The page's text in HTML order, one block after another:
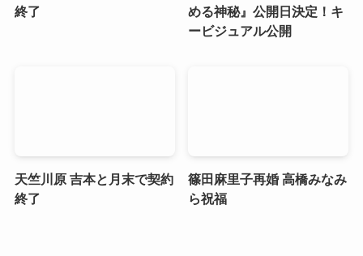
終了
める神秘』公開日決定！キ
ービジュアル公開
天竺川原 吉本と月末で契約
終了
篠田麻里子再婚 高橋みなみ
ら祝福